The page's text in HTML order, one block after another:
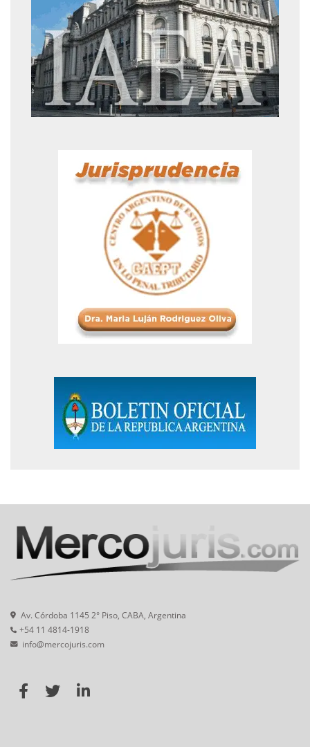
Av. Córdoba 1145 2° Piso, CABA, Argentina
+54 11 4814-1918
info@mercojuris.com